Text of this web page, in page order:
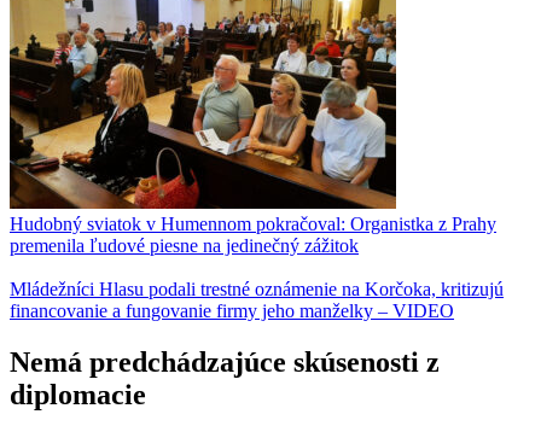
Hudobný sviatok v Humennom pokračoval: Organistka z Prahy
premenila ľudové piesne na jedinečný zážitok
Mládežníci Hlasu podali trestné oznámenie na Korčoka, kritizujú
financovanie a fungovanie firmy jeho manželky – VIDEO
Nemá predchádzajúce skúsenosti z
diplomacie